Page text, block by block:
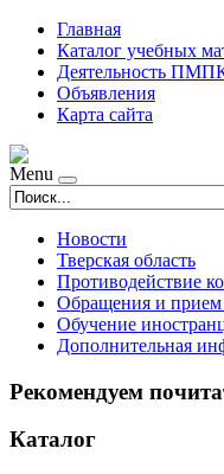
Главная
Каталог учебных
Деятельность
Объявления
Карта сайта
Menu
Новости
Тверская область
Противодействие
Обращения и прием
Обучение
Дополнительная
Рекомендуем
Каталог